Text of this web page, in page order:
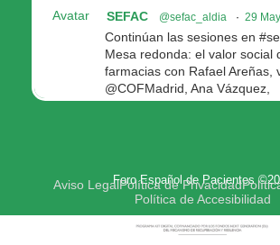
Avatar SEFAC @sefac_aldia · 29 May
Continúan las sesiones en
Mesa redonda: el valor social
farmacias con Rafael Areñas,
@COFMadrid, Ana Vázquez,
@fep_pacientes Galicia,
4 4 Twitter
Foro Español de Pacientes
Foro Español de Pacientes
Aviso LegalPolítica de Privacidad
Política de Accesibilidad